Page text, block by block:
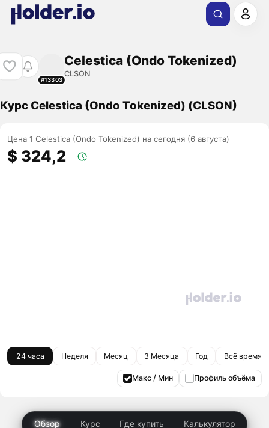
#13303
Celestica (Ondo Tokenized)
CLSON
Курс Celestica (Ondo Tokenized) (CLSON)
Цена 1 Celestica (Ondo Tokenized) на сегодня (6 августа)
$ 324,2
24 часа Неделя Месяц 3 Месяца Год Всё время
Макс / Мин Профиль объёма
Обзор Курс Где купить Калькулятор